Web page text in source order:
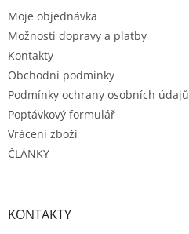
Moje objednávka
Možnosti dopravy a platby
Kontakty
Obchodní podmínky
Podmínky ochrany osobních údajů
Poptávkový formulář
Vrácení zboží
ČLÁNKY
KONTAKTY